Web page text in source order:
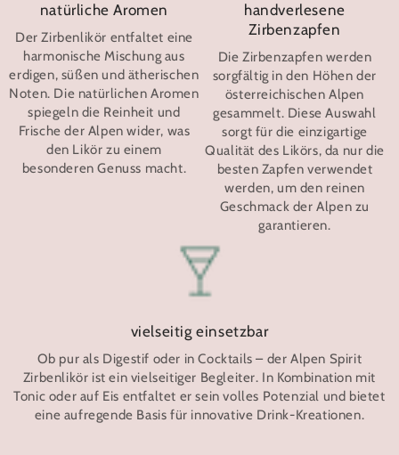
natürliche Aromen
Der Zirbenlikör entfaltet eine
harmonische Mischung aus
erdigen, süßen und ätherischen
Noten. Die natürlichen Aromen
spiegeln die Reinheit und
Frische der Alpen wider, was
den Likör zu einem
besonderen Genuss macht.
handverlesene
Zirbenzapfen
Die Zirbenzapfen werden
sorgfältig in den Höhen der
österreichischen Alpen
gesammelt. Diese Auswahl
sorgt für die einzigartige
Qualität des Likörs, da nur die
besten Zapfen verwendet
werden, um den reinen
Geschmack der Alpen zu
garantieren.
vielseitig einsetzbar
Ob pur als Digestif oder in Cocktails – der Alpen Spirit
Zirbenlikör ist ein vielseitiger Begleiter. In Kombination mit
Tonic oder auf Eis entfaltet er sein volles Potenzial und bietet
eine aufregende Basis für innovative Drink-Kreationen.